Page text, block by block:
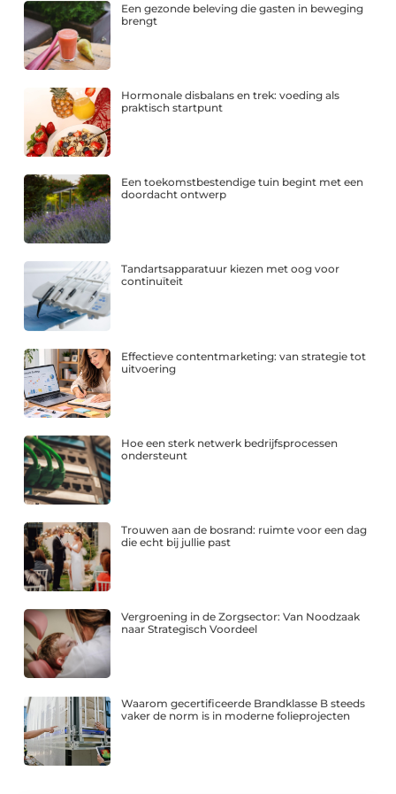
Een gezonde beleving die gasten in beweging
brengt
Hormonale disbalans en trek: voeding als
praktisch startpunt
Een toekomstbestendige tuin begint met een
doordacht ontwerp
Tandartsapparatuur kiezen met oog voor
continuïteit
Effectieve contentmarketing: van strategie tot
uitvoering
Hoe een sterk netwerk bedrijfsprocessen
ondersteunt
Trouwen aan de bosrand: ruimte voor een dag
die echt bij jullie past
Vergroening in de Zorgsector: Van Noodzaak
naar Strategisch Voordeel
Waarom gecertificeerde Brandklasse B steeds
vaker de norm is in moderne folieprojecten